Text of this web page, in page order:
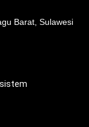
Barat, Sulawesi